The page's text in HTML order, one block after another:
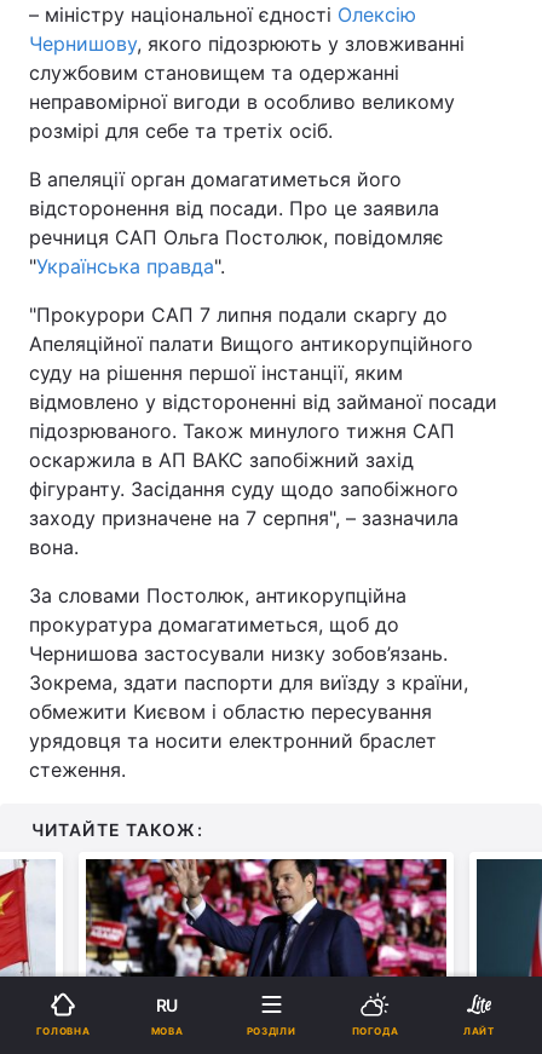
– міністру національної єдності Олексію
Чернишову, якого підозрюють у зловживанні
службовим становищем та одержанні
неправомірної вигоди в особливо великому
розмірі для себе та третіх осіб.
В апеляції орган домагатиметься його
відсторонення від посади. Про це заявила
речниця САП Ольга Постолюк, повідомляє
"Українська правда".
"Прокурори САП 7 липня подали скаргу до
Апеляційної палати Вищого антикорупційного
суду на рішення першої інстанції, яким
відмовлено у відстороненні від займаної посади
підозрюваного. Також минулого тижня САП
оскаржила в АП ВАКС запобіжний захід
фігуранту. Засідання суду щодо запобіжного
заходу призначене на 7 серпня", – зазначила
вона.
За словами Постолюк, антикорупційна
прокуратура домагатиметься, щоб до
Чернишова застосували низку зобов’язань.
Зокрема, здати паспорти для виїзду з країни,
обмежити Києвом і областю пересування
урядовця та носити електронний браслет
стеження.
ЧИТАЙТЕ ТАКОЖ:
У США шахрай за допомогою ШІ
ГОЛОВНА
RU
МОВА РОЗДІЛИ ПОГОДА ЛАЙТ